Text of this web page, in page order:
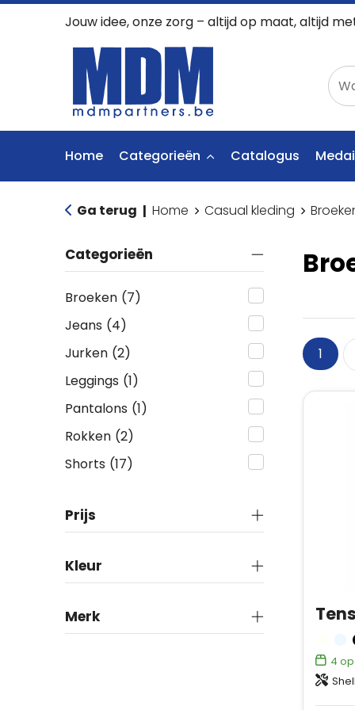
Jouw idee, onze zorg – altijd op maat, altijd
Home Categorieën Catalogus
Ga terug | Home Casual kleding
Categorieën
Broeken (7)
Jeans (4)
Jurken (2)
Leggings (1)
Pantalons (1)
Rokken (2)
Shorts (17)
Prijs
Kleur
Merk
1
4
Shell